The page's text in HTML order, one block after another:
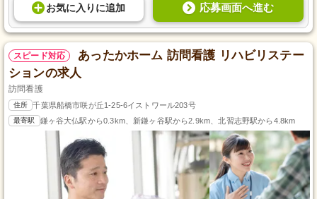
お気に入り に追加 応募画面へ進む
スピード対応
あったかホーム 訪問看護 リハビリステー
ションの求人
訪問看護
住所 千葉県船橋市咲が丘1-25-6イストワール203号
最寄駅 鎌ヶ谷大仏駅から0.3km、新鎌ヶ谷駅から2.9km、北習志野駅から4.8km